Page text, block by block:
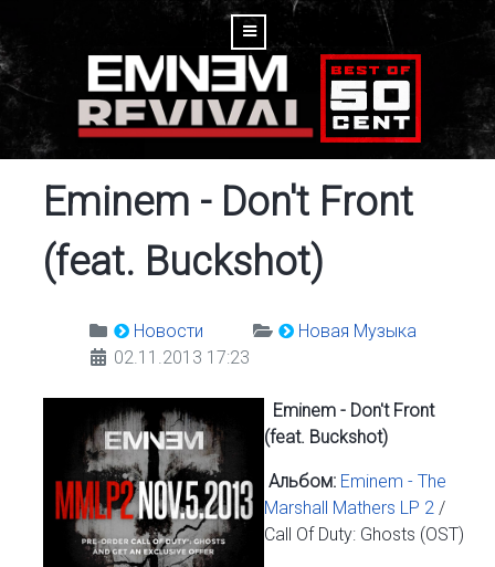
Eminem - Don't Front
(feat. Buckshot)
Новости
Новая Музыка
02.11.2013 17:23
Eminem - Don't Front
(feat. Buckshot)
Альбом: Eminem - The
Marshall Mathers LP 2 /
Call Of Duty: Ghosts (OST)